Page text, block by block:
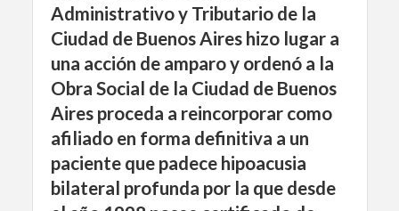
Administrativo y Tributario de la
Ciudad de Buenos Aires hizo lugar a
una acción de amparo y ordenó a la
Obra Social de la Ciudad de Buenos
Aires proceda a reincorporar como
afiliado en forma definitiva a un
paciente que padece hipoacusia
bilateral profunda por la que desde